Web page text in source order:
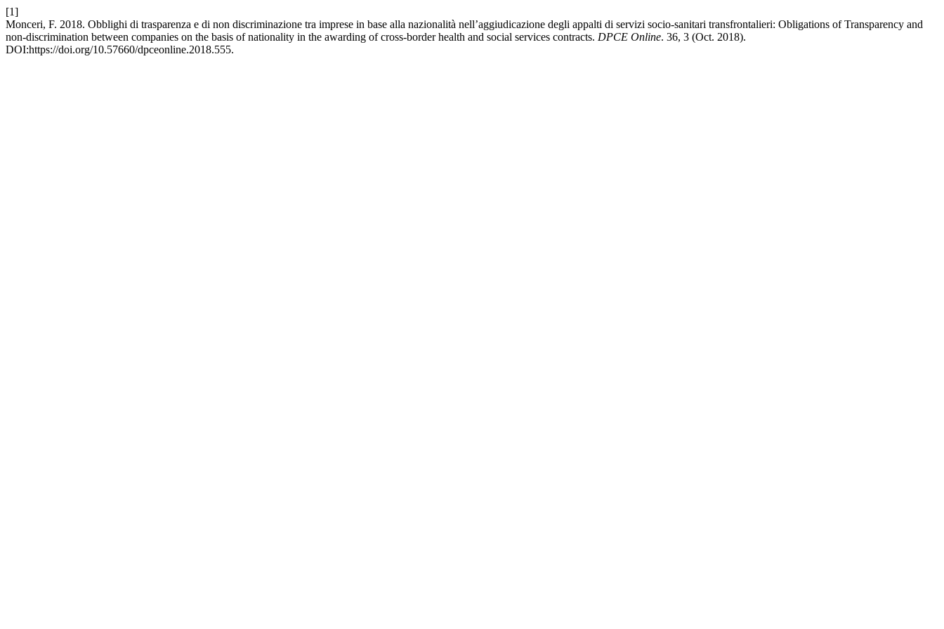
[1]
Monceri, F. 2018. Obblighi di trasparenza e di non discriminazione tra imprese in base alla nazionalità nell’aggiudicazione degli appalti di servizi socio-sanitari transfrontalieri: Obligations of Transparency and
non-discrimination between companies on the basis of nationality in the awarding of cross-border health and social services contracts. DPCE Online. 36, 3 (Oct. 2018).
DOI:https://doi.org/10.57660/dpceonline.2018.555.